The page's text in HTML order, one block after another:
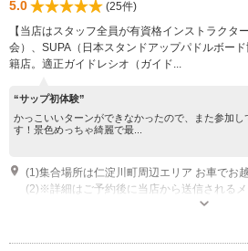
5.0
(25件)
【当店はスタッフ全員が有資格インストラクタ
会）、SUPA（日本スタンドアップパドルボー
籍店。適正ガイドレシオ（ガイド...
“サップ初体験”
かっこいいターンができなかったので、また参加
す！景色めっちゃ綺麗で最...
(2)※詳細はご予約後に当店から送信されるメ
近隣駐車場あり（無料）10台 駐車スペー